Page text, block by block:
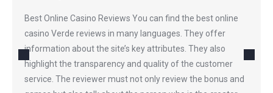
Best Online Casino Reviews You can find the best online
casino Verde reviews in many languages. They offer
information about the site’s key attributes. They also
highlight the transparency and quality of the customer
service. The reviewer must not only review the bonus and